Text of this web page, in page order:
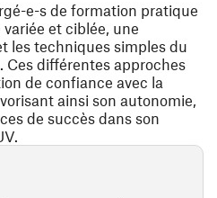
e-s de formation pratique
et ciblée, une
les techniques simples du
différentes approches
de confiance avec la
ainsi son autonomie,
de succès dans son